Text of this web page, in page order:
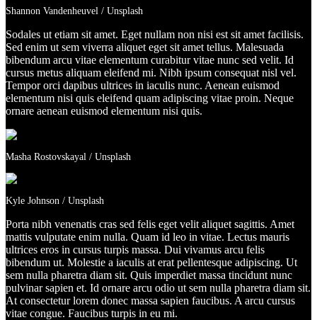
Shannon Vandenheuvel / Unsplash
Sodales ut etiam sit amet. Eget nullam non nisi est sit amet facilisis.
Sed enim ut sem viverra aliquet eget sit amet tellus. Malesuada
bibendum arcu vitae elementum curabitur vitae nunc sed velit. Id
cursus metus aliquam eleifend mi. Nibh ipsum consequat nisl vel.
Tempor orci dapibus ultrices in iaculis nunc. Aenean euismod
elementum nisi quis eleifend quam adipiscing vitae proin. Neque
ornare aenean euismod elementum nisi quis.
Masha Rostovskayal / Unsplash
Kyle Johnson / Unsplash
Porta nibh venenatis cras sed felis eget velit aliquet sagittis. Amet
mattis vulputate enim nulla. Quam id leo in vitae. Lectus mauris
ultrices eros in cursus turpis massa. Dui vivamus arcu felis
bibendum ut. Molestie a iaculis at erat pellentesque adipiscing. Ut
sem nulla pharetra diam sit. Quis imperdiet massa tincidunt nunc
pulvinar sapien et. Id ornare arcu odio ut sem nulla pharetra diam sit.
At consectetur lorem donec massa sapien faucibus. A arcu cursus
vitae congue. Faucibus turpis in eu mi.